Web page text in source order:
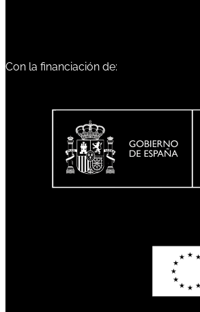
Con la financiación de: